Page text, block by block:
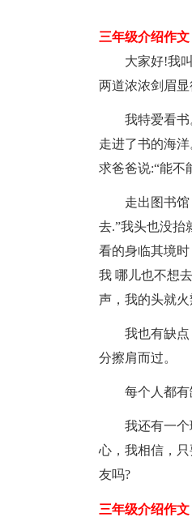
三年级介绍作文
大家好!我
两道浓浓剑眉
我特爱看
走进了书的海
求爸爸说:“能不
走出图书
去.”我头也没抬
看的身临其境
我 哪儿也不想
声，我的头就火
我也有缺
分擦肩而过。
每个人都
我还有一
心，我相信，
友吗?
三年级介绍作文